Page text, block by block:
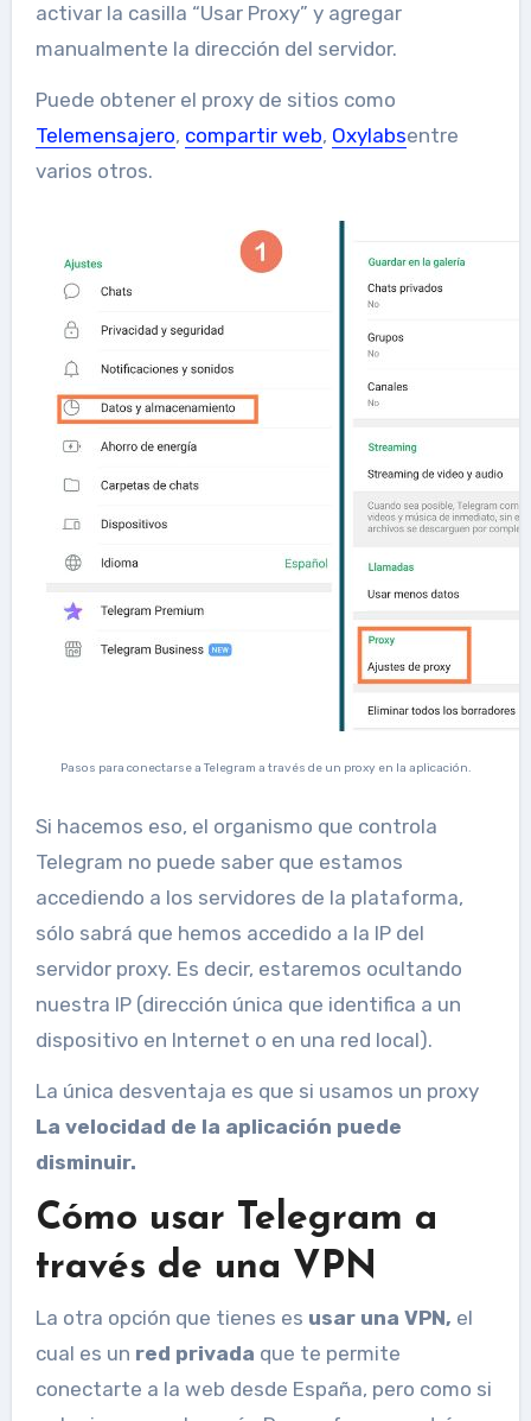
activar la casilla “Usar Proxy” y agregar
manualmente la dirección del servidor.
Puede obtener el proxy de sitios como
Telemensajero, compartir web, Oxylabsentre
varios otros.
Pasos para conectarse a Telegram a través de un proxy en la aplicación.
Si hacemos eso, el organismo que controla
Telegram no puede saber que estamos
accediendo a los servidores de la plataforma,
sólo sabrá que hemos accedido a la IP del
servidor proxy. Es decir, estaremos ocultando
nuestra IP (dirección única que identifica a un
dispositivo en Internet o en una red local).
La única desventaja es que si usamos un proxy
La velocidad de la aplicación puede
disminuir.
Cómo usar Telegram a
través de una VPN
La otra opción que tienes es usar una VPN, el
cual es un red privada que te permite
conectarte a la web desde España, pero como si